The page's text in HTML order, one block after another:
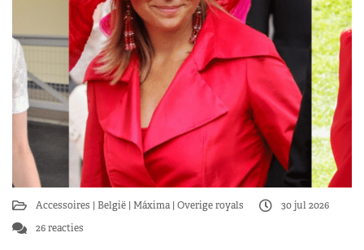
Accessoires België Máxima Overige royals
30 jul 2026
26 reacties